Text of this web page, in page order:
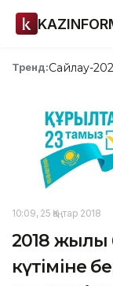
Тренд:Сайлау-
10:09, 25 Қаңтар 2018
2018 жылы
күтiмiне